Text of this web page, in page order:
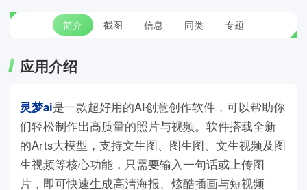
简介 截图 信息 同类 专题
应用介绍
灵梦ai是一款超好用的AI创意创作软件，可以帮助你
们轻松制作出高质量的照片与视频。软件搭载全新
的Arts大模型，支持文生图、图生图、文生视频及图
生视频等核心功能，只需要输入一句话或上传图
片，即可快速生成高清海报、炫酷插画与短视频